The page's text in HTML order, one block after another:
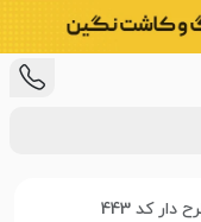
کد 443